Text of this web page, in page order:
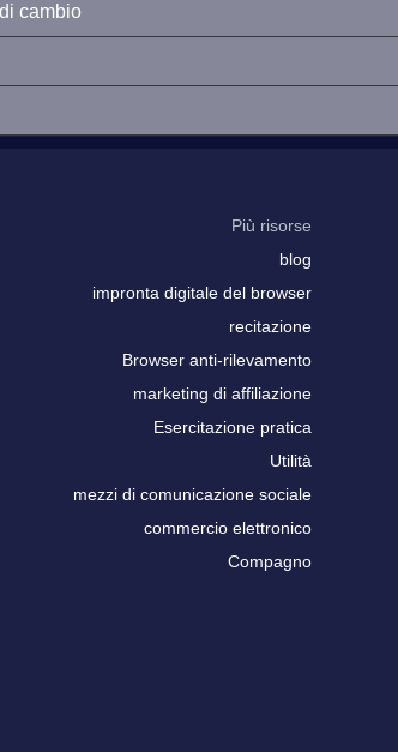
cambio
Più risorse
blog
impronta digitale del browser
recitazione
Browser anti-rilevamento
marketing di affiliazione
Esercitazione pratica
Utilità
mezzi di comunicazione sociale
commercio elettronico
Compagno